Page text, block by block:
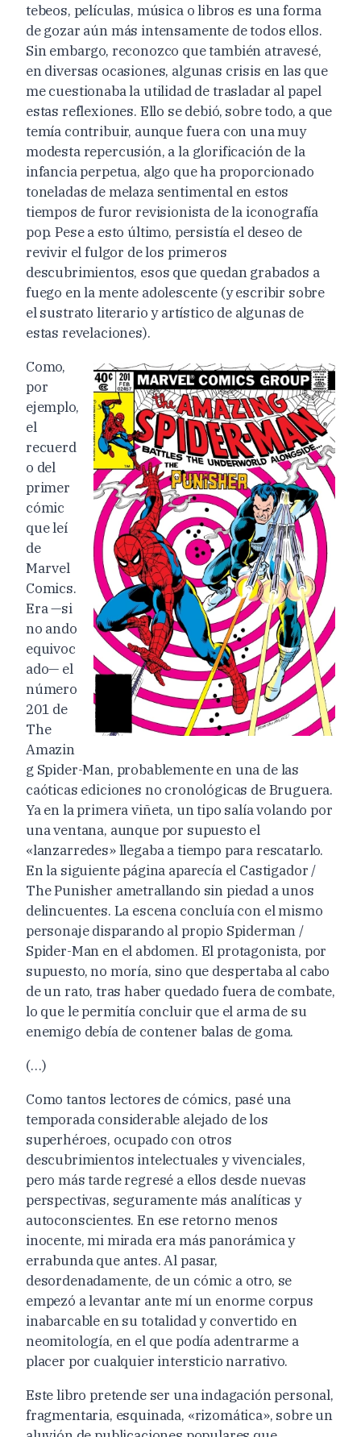
tebeos, películas, música o libros es una forma
de gozar aún más intensamente de todos ellos.
Sin embargo, reconozco que también atravesé,
en diversas ocasiones, algunas crisis en las que
me cuestionaba la utilidad de trasladar al papel
estas reflexiones. Ello se debió, sobre todo, a que
temía contribuir, aunque fuera con una muy
modesta repercusión, a la glorificación de la
infancia perpetua, algo que ha proporcionado
toneladas de melaza sentimental en estos
tiempos de furor revisionista de la iconografía
pop. Pese a esto último, persistía el deseo de
revivir el fulgor de los primeros
descubrimientos, esos que quedan grabados a
fuego en la mente adolescente (y escribir sobre
el sustrato literario y artístico de algunas de
estas revelaciones).
Como,
por
ejemplo,
el
recuerd
o del
primer
cómic
que leí
de
Marvel
Comics.
Era —si
no ando
equivoc
ado— el
número
201 de
The
Amazin
g Spider-Man, probablemente en una de las
caóticas ediciones no cronológicas de Bruguera.
Ya en la primera viñeta, un tipo salía volando por
una ventana, aunque por supuesto el
«lanzarredes» llegaba a tiempo para rescatarlo.
En la siguiente página aparecía el Castigador /
The Punisher ametrallando sin piedad a unos
delincuentes. La escena concluía con el mismo
personaje disparando al propio Spiderman /
Spider-Man en el abdomen. El protagonista, por
supuesto, no moría, sino que despertaba al cabo
de un rato, tras haber quedado fuera de combate,
lo que le permitía concluir que el arma de su
enemigo debía de contener balas de goma.
(…)
Como tantos lectores de cómics, pasé una
temporada considerable alejado de los
superhéroes, ocupado con otros
descubrimientos intelectuales y vivenciales,
pero más tarde regresé a ellos desde nuevas
perspectivas, seguramente más analíticas y
autoconscientes. En ese retorno menos
inocente, mi mirada era más panorámica y
errabunda que antes. Al pasar,
desordenadamente, de un cómic a otro, se
empezó a levantar ante mí un enorme corpus
inabarcable en su totalidad y convertido en
neomitología, en el que podía adentrarme a
placer por cualquier intersticio narrativo.
Este libro pretende ser una indagación personal,
fragmentaria, esquinada, «rizomática», sobre un